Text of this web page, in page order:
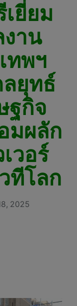
ยี่ยม
าน
ทพฯ
ลยุทธ์
ฐกิจ
มผลัก
วอร์
ทีโลก
2025